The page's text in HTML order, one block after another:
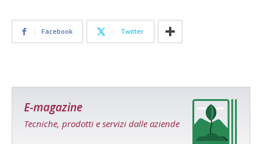
Facebook Twitter
E-magazine
Tecniche, prodotti e servizi dalle aziende